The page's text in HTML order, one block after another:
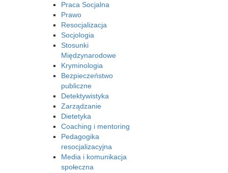
Praca Socjalna
Prawo
Resocjalizacja
Socjologia
Stosunki
Międzynarodowe
Kryminologia
Bezpieczeństwo
publiczne
Detektywistyka
Zarządzanie
Dietetyka
Coaching i mentoring
Pedagogika
resocjalizacyjna
Media i komunikacja
społeczna